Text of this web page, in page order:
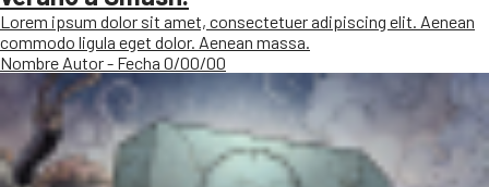
Lorem ipsum dolor sit amet, consectetuer adipiscing elit. Aenean
commodo ligula eget dolor. Aenean massa.
Nombre Autor - Fecha 0/00/00